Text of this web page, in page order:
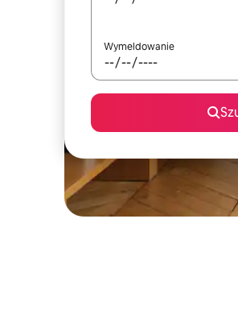
Wymeldowanie